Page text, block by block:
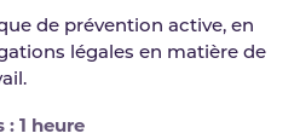
de prévention active, en
légales en matière de
1 heure